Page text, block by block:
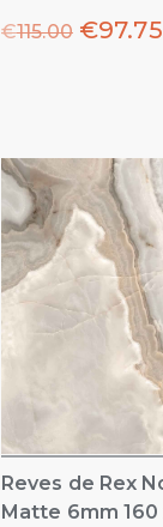
€115.00 €97.75
Reves de Rex
Matte 6mm 160